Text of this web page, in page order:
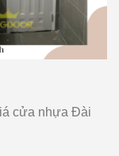
cửa nhựa Đài